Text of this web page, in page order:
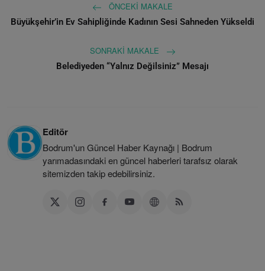
ÖNCEKI MAKALE
Büyükşehir’in Ev Sahipliğinde Kadının Sesi Sahneden Yükseldi
SONRAKI MAKALE
Belediyeden “Yalnız Değilsiniz” Mesajı
Editör
Bodrum'un Güncel Haber Kaynağı | Bodrum
yarımadasındaki en güncel haberleri tarafsız olarak
sitemizden takip edebilirsiniz.